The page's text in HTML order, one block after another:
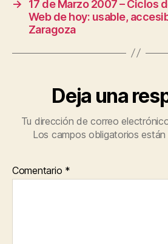
→
17 de Marzo 2007 – Ciclos
Web de hoy: usable,
Zaragoza
Deja una
Tu dirección de correo
Los campos obligatorios
Comentario *